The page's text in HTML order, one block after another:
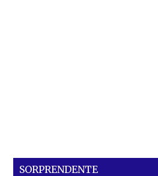
SORPRENDENTE